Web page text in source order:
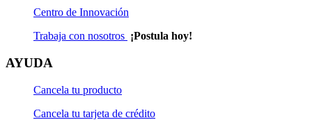
Centro de Innovación
Trabaja con nosotros ¡Postula hoy!
AYUDA
Cancela tu producto
Cancela tu tarjeta de crédito